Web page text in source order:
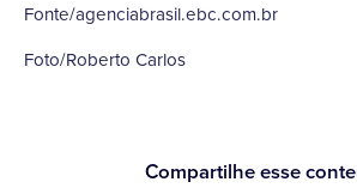
Fonte/agenciabrasil.ebc.com.br
Foto/Roberto Carlos
Compartilhe esse